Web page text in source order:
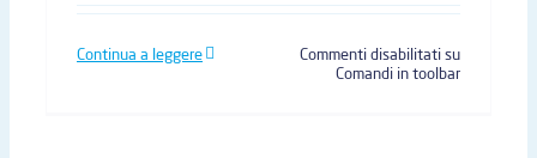
Continua a leggere Commenti disabilitatisu
Comandi in toolbar